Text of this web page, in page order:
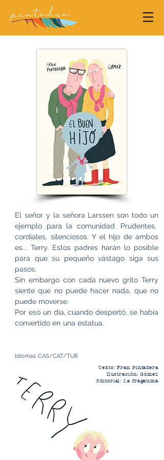
El señor y la señora Larssen son todo un
ejemplo para la comunidad. Prudentes,
cordiales, silenciosos. Y el hijo de ambos
es... Terry. Estos padres harán lo posible
para que su pequeño vástago siga sus
pasos.
Sin embargo con cada nuevo grito Terry
siente que no puede hacer nada, que no
puede moverse.
Por eso un día, cuando despertó, se había
convertido en una estatua.
Idiomas: CAS/CAT/TUR
Texto: Fran Pintadera
Ilustración: Gómez
Editorial: La fragatima